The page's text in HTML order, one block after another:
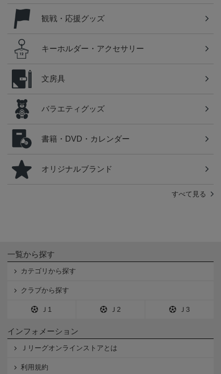
観戦・応援グッズ
キーホルダー・アクセサリー
文房具
バラエティグッズ
書籍・DVD・カレンダー
オリジナルブランド
すべて見る
一覧から探す
カテゴリから探す
クラブから探す
Ｊ1 Ｊ2 Ｊ3
インフォメーション
Ｊリーグオンラインストアとは
利用規約